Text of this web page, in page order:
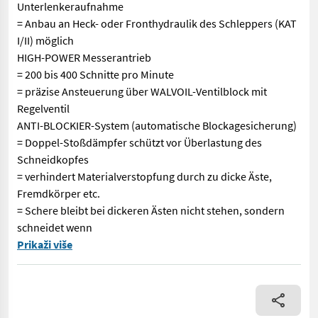
Unterlenkeraufnahme
= Anbau an Heck- oder Fronthydraulik des Schleppers (KAT
I/II) möglich
HIGH-POWER Messerantrieb
= 200 bis 400 Schnitte pro Minute
= präzise Ansteuerung über WALVOIL-Ventilblock mit
Regelventil
ANTI-BLOCKIER-System (automatische Blockagesicherung)
= Doppel-Stoßdämpfer schützt vor Überlastung des
Schneidkopfes
= verhindert Materialverstopfung durch zu dicke Äste,
Fremdkörper etc.
= Schere bleibt bei dickeren Ästen nicht stehen, sondern
schneidet wenn
VOGT Profitechnik aus Schmallenberg – Ihr führender
Prikaži više